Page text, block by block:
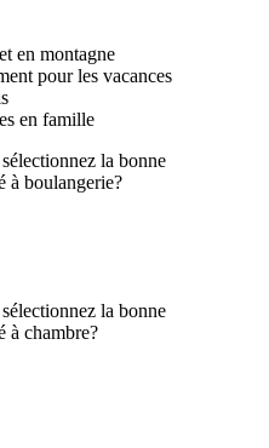
en montagne
pour les vacances
en famille
la bonne
à boulangerie?
la bonne
à chambre?